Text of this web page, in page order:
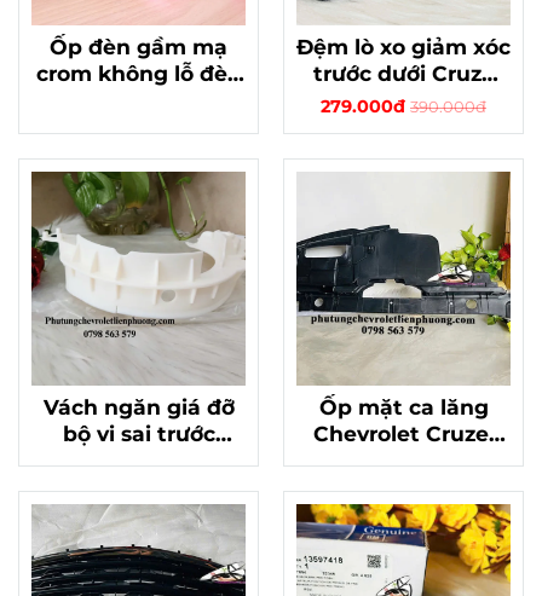
Ốp đèn gầm mạ
crom không lỗ đèn
hãng mã 42359638
Đệm lò xo giảm xóc
trước dưới Cruze
chính hãng mã
279.000đ 390.000đ
Vách ngăn giá đỡ
bộ vi sai trước
Chevrolet Cruze
chính hãng mã
24247894
Ốp mặt ca lăng
Chevrolet Cruze,
Daewoo Lacetti
hàng chuẩn GM
chất lượng mã
95925418